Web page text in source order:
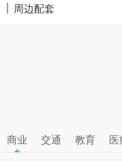
周边配套
商业 交通 教育 医